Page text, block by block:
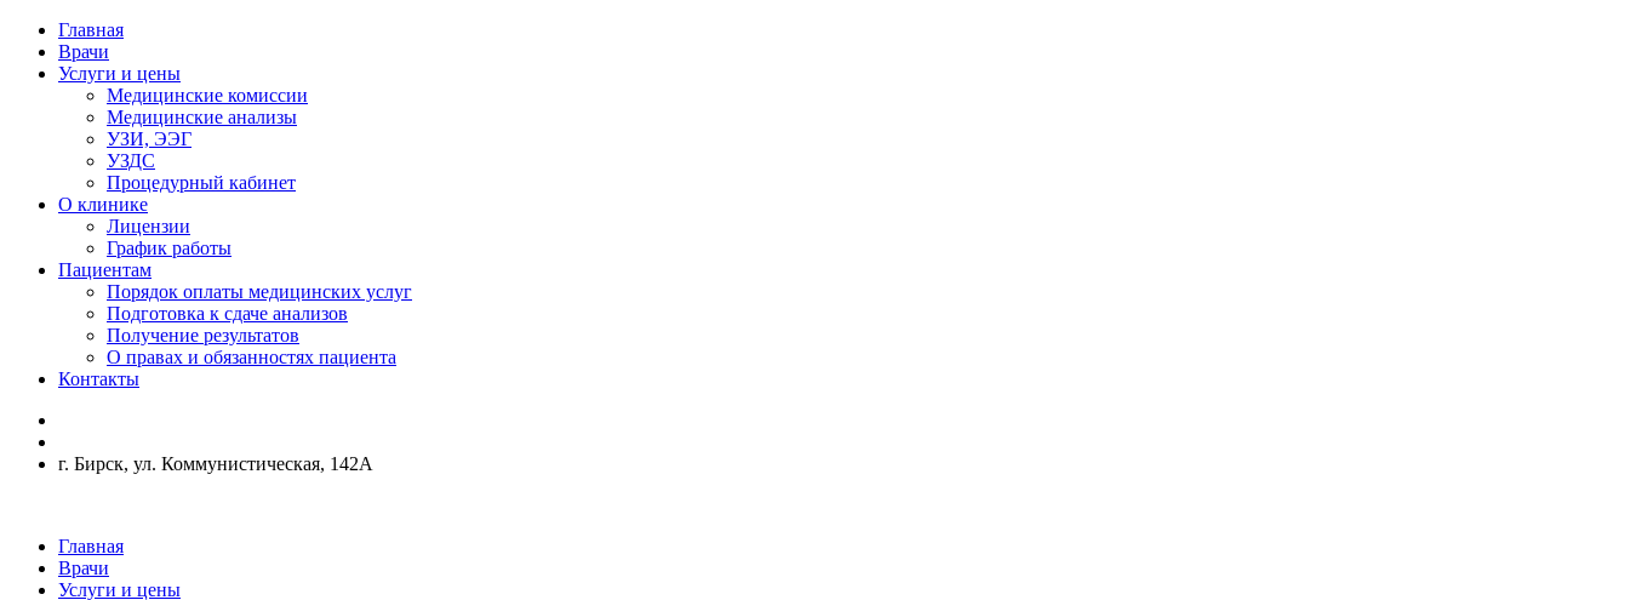
Главная
Врачи
Услуги и цены
Медицинские комиссии
Медицинские анализы
УЗИ, ЭЭГ
УЗДС
Процедурный кабинет
О клинике
Лицензии
График работы
Пациентам
Порядок оплаты медицинских услуг
Подготовка к сдаче анализов
Получение результатов
О правах и обязанностях пациента
Контакты
г. Бирск, ул. Коммунистическая, 142А
Главная
Врачи
Услуги и цены